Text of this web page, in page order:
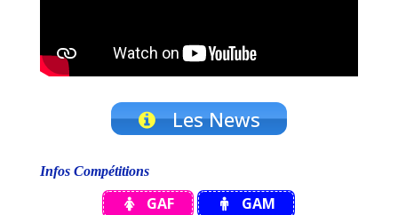
Les News
Infos Compétitions
GAF GAM